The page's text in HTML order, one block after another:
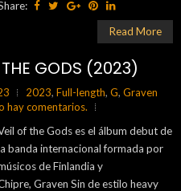
Read More
GODS (2023)
2023, Full-length, G, Graven
hay comentarios.
of the Gods es el álbum debut de
banda internacional formada por
de Finlandia y
Graven Sin de estilo heavy